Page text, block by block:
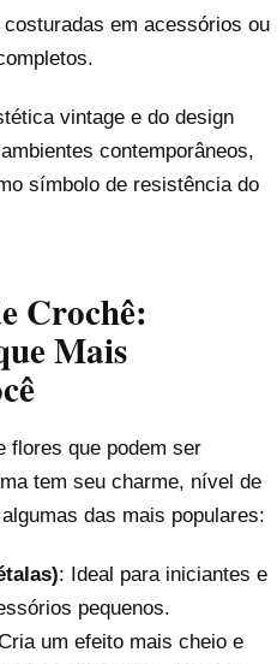
em acessórios ou
vintage e do design
contemporâneos,
símbolo de resistência do
Crochê:
Mais
flores que podem ser
tem seu charme, nível de
das mais populares:
: Ideal para iniciantes e
pequenos.
um efeito mais cheio e